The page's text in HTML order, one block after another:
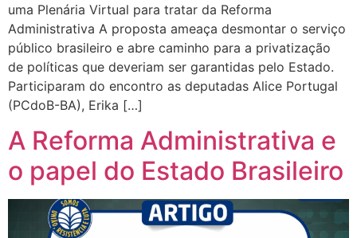
uma Plenária Virtual para tratar da Reforma
Administrativa A proposta ameaça desmontar o serviço
público brasileiro e abre caminho para a privatização
de políticas que deveriam ser garantidas pelo Estado.
Participaram do encontro as deputadas Alice Portugal
(PCdoB-BA), Erika […]
A Reforma Administrativa e
o papel do Estado Brasileiro